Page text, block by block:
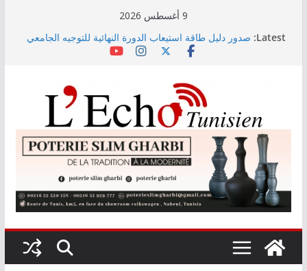
9 أغسطس 2026
Latest: صدور دليل طاقة استيعاب الدورة النهائية للتوجيه الجامعي
وزير التجهيز يتفقد سير أشغال مشروع المدخل الجنوبي
وزارة الأسرة: نسعى لاستكمال دراسة ميدانية حول ظاهرة
تسول الأطفال
مندوب عام حماية الطفولة يحذر